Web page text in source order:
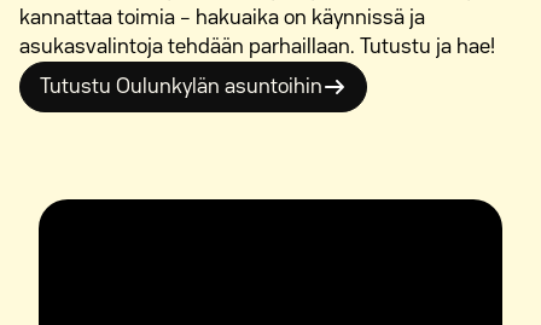
kannattaa toimia – hakuaika on käynnissä ja
asukasvalintoja tehdään parhaillaan. Tutustu ja hae!
Tutustu Oulunkylän asuntoihin